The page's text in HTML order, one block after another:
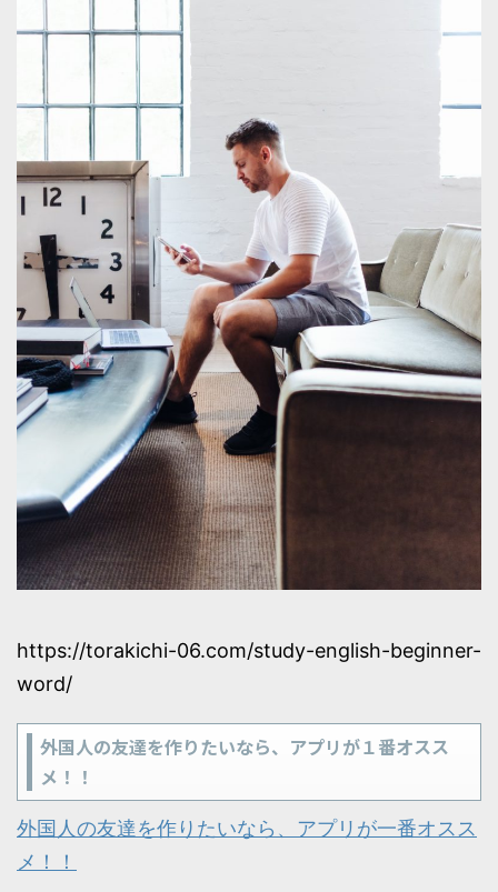
https://torakichi-06.com/study-english-beginner-
word/
外国人の友達を作りたいなら、アプリが１番オスス
メ！！
外国人の友達を作りたいなら、アプリが一番オスス
メ！！